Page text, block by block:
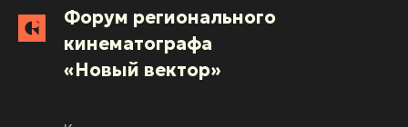
Форум регионального
кинематографа
«Новый вектор»